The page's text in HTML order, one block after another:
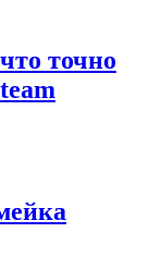
точно